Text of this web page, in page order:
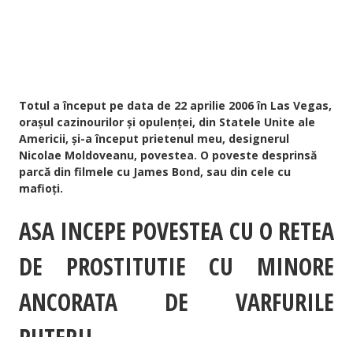
Totul a început pe data de 22 aprilie 2006 în Las Vegas,
orașul cazinourilor și opulenței, din Statele Unite ale
Americii, și-a început prietenul meu, designerul
Nicolae Moldoveanu, povestea. O poveste desprinsă
parcă din filmele cu James Bond, sau din cele cu
mafioți.
ASA INCEPE POVESTEA CU O RETEA
DE PROSTITUTIE CU MINORE
ANCORATA DE VARFURILE